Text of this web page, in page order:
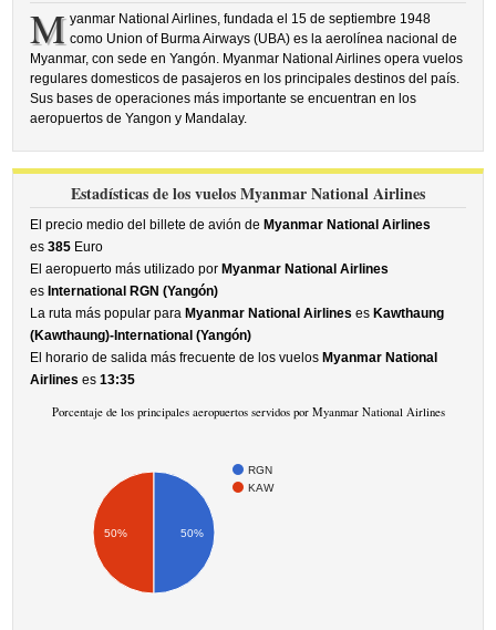
M yanmar National Airlines, fundada el 15 de septiembre 1948
como Union of Burma Airways (UBA) es la aerolínea nacional de
Myanmar, con sede en Yangón. Myanmar National Airlines opera vuelos
regulares domesticos de pasajeros en los principales destinos del país.
Sus bases de operaciones más importante se encuentran en los
aeropuertos de Yangon y Mandalay.
Estadísticas de los vuelos Myanmar National Airlines
El precio medio del billete de avión de Myanmar National Airlines
es385 Euro
El aeropuerto más utilizado por Myanmar National Airlines
es International RGN (Yangón)
La ruta más popular para Myanmar National Airlines es Kawthaung
(Kawthaung)-International (Yangón)
El horario de salida más frecuente de los vuelos Myanmar National
Airlines es13:35
Porcentaje de los principales aeropuertos servidos por Myanmar National Airlines
RGN
KAW
50% 50%